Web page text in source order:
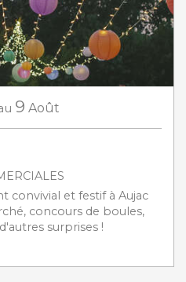
9 Août
convivial et festif à Aujac
concours de boules,
surprises !